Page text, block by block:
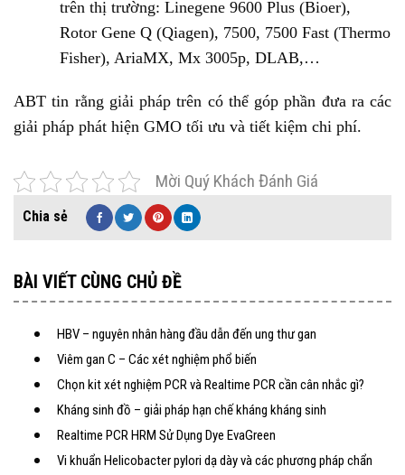
trên thị trường: Linegene 9600 Plus (Bioer),
Rotor Gene Q (Qiagen), 7500, 7500 Fast (Thermo
Fisher), AriaMX, Mx 3005p, DLAB,…
ABT tin rằng giải pháp trên có thể góp phần đưa ra các
giải pháp phát hiện GMO tối ưu và tiết kiệm chi phí.
Mời Quý Khách Đánh Giá
BÀI VIẾT CÙNG CHỦ ĐỀ
HBV – nguyên nhân hàng đầu dẫn đến ung thư gan
Viêm gan C – Các xét nghiệm phổ biến
Chọn kit xét nghiệm PCR và Realtime PCR cần cân nhắc gì?
Kháng sinh đồ – giải pháp hạn chế kháng kháng sinh
Realtime PCR HRM Sử Dụng Dye EvaGreen
Vi khuẩn Helicobacter pylori dạ dày và các phương pháp chẩn